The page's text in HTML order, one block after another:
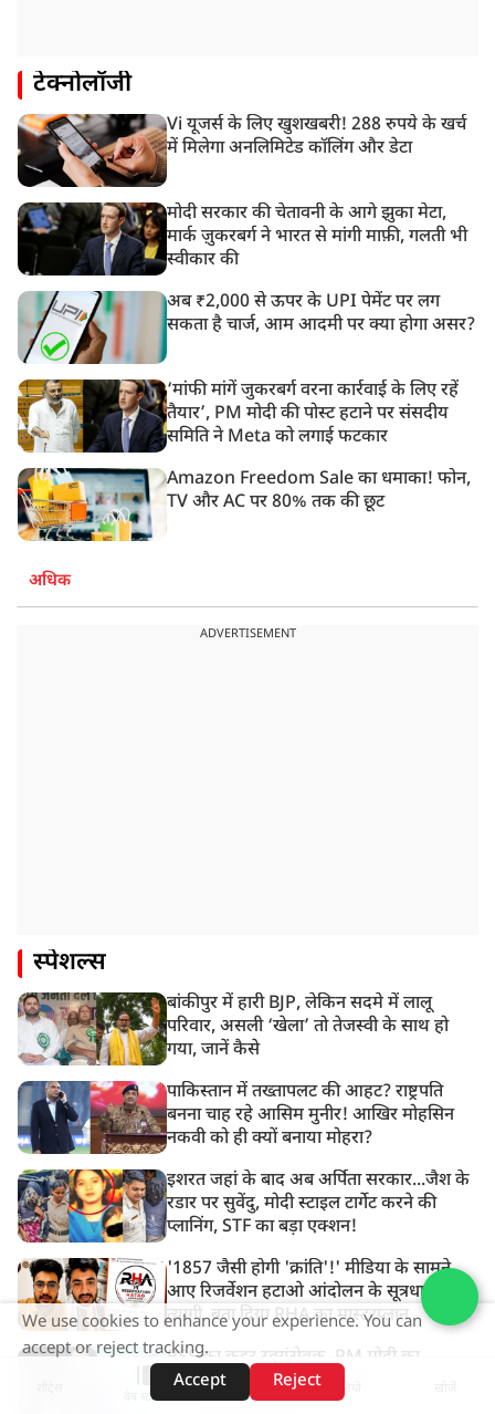
टेक्नोलॉजी
Vi यूजर्स के लिए खुशखबरी! 288 रुपये के खर्च
में मिलेगा अनलिमिटेड कॉलिंग और डेटा
मोदी सरकार की चेतावनी के आगे झुका मेटा,
मार्क ज़ुकरबर्ग ने भारत से मांगी माफ़ी, गलती भी
स्वीकार की
अब ₹2,000 से ऊपर के UPI पेमेंट पर लग
सकता है चार्ज, आम आदमी पर क्या होगा असर?
‘मांफी मांगें जुकरबर्ग वरना कार्रवाई के लिए रहें
तैयार’, PM मोदी की पोस्ट हटाने पर संसदीय
समिति ने Meta को लगाई फटकार
Amazon Freedom Sale का धमाका! फोन,
TV और AC पर 80% तक की छूट
अधिक
ADVERTISEMENT
स्पेशल्स
बांकीपुर में हारी BJP, लेकिन सदमे में लालू
परिवार, असली ‘खेला’ तो तेजस्वी के साथ हो
गया, जानें कैसे
पाकिस्तान में तख्तापलट की आहट? राष्ट्रपति
बनना चाह रहे आसिम मुनीर! आखिर मोहसिन
नकवी को ही क्यों बनाया मोहरा?
इशरत जहां के बाद अब अर्पिता सरकार...जैश के
रडार पर सुवेंदु, मोदी स्टाइल टार्गेट करने की
प्लानिंग, STF का बड़ा एक्शन!
'1857 जैसी होगी 'क्रांति'!' मीडिया के सामने
आए रिजर्वेशन हटाओ आंदोलन के सूत्रधार वेदांश
त्यागी, बता दिया RHA का मास्टरप्लान
RSS का कट्टर स्वयंसेवक, PM मोदी का
भरोसेमंद, 5 बार के MP...आखिर कौन हैं देश के
नए शिक्षा मंत्री प्रह्लाद जोशी?
वेब स्टोरीज़
We use cookies to enhance your experience. You can
accept or reject tracking.
Accept
Reject